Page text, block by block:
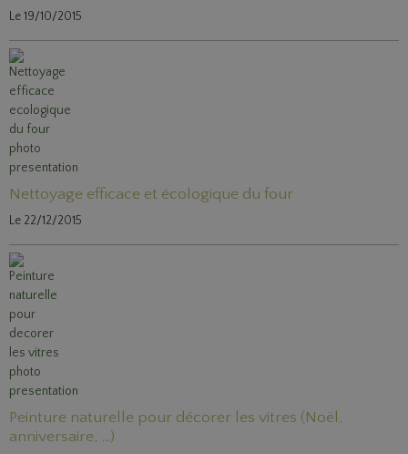
Le 19/10/2015
Nettoyage efficace et écologique du four
Le 22/12/2015
Peinture naturelle pour décorer les vitres (Noël,
anniversaire, ...)